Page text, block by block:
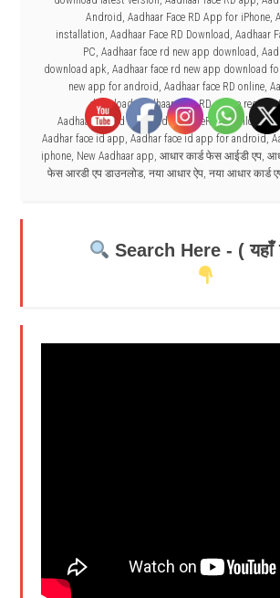
Android, Aadhaar Face RD App for iPhone,
installation, Aadhaar Face RD Download, Aadhaar
PC, Aadhaar face rd new app download,
download apk, Aadhaar face rd new app download
new app for android, Aadhaar face RD online,
download, Aadhaar Face RD online
AadhaarFaceRd app ,AadhaarFaceRd download,
Aadhar face id app, Aadhar face id app for android,
iphone, New Aadhaar app, आधार कार्ड फेस आईडी एप,
फेस आरडी एप डाउनलोड, नया आधार ऐप, नया आधार कार्ड
Search Here - ( यहाँ